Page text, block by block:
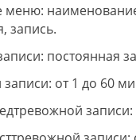
меню:
запись.
постоянная
записи: от 1 до 60
записи: